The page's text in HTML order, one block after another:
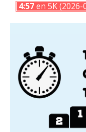
4:57en 5K (2026-